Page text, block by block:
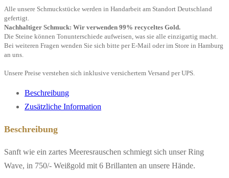
Weißgold
Menge
Alle unsere Schmuckstücke werden in Handarbeit am Standort Deutschland
gefertigt.
Nachhaltiger Schmuck: Wir verwenden 99% recyceltes Gold.
Die Steine können Tonunterschiede aufweisen, was sie alle einzigartig macht.
Bei weiteren Fragen wenden Sie sich bitte per E-Mail oder im Store in Hamburg
an uns.
Unsere Preise verstehen sich inklusive versichertem Versand per UPS.
Beschreibung
Zusätzliche Information
Beschreibung
Sanft wie ein zartes Meeresrauschen schmiegt sich unser Ring
Wave, in 750/- Weißgold mit 6 Brillanten an unsere Hände.